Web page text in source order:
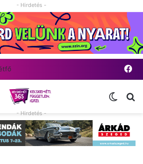
- Hirdetés -
- Hirdetés -